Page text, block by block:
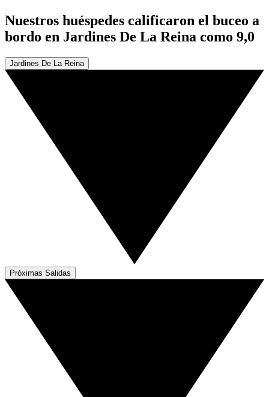
Nuestros huéspedes calificaron el buceo a
bordo en Jardines De La Reina como 9,0
Jardines De La Reina
Próximas Salidas